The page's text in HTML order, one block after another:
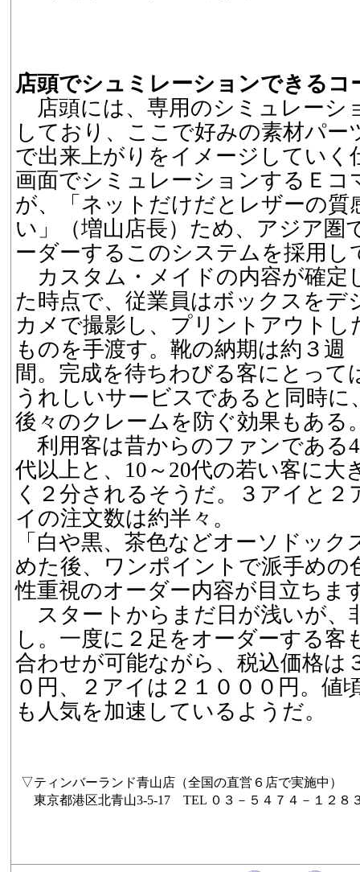
店頭でシュミレーションできるコ
店頭には、専用のシミュレーシ
しており、ここで好みの素材パー
で出来上がりをイメージしていく
画面でシミュレーションするＥコ
が、「ネットだけだとレザーの質
い」（増山店長）ため、アジア圏
ーダーするこのシステムを採用し
カスタム・メイドの内容が確定
た時点で、従業員はボックスをデ
カメで撮影し、プリントアウトし
ものを手渡す。靴の納期は約３週
間。完成を待ちわびる客にとって
うれしいサービスであると同時に
後々のクレームを防ぐ効果もある
利用客は昔からのファンである
代以上と、10～20代の若い客に大
く２分されるそうだ。３アイと２
イの注文数は約半々。
「白や黒、茶色などオーソドッ
めた後、ワンポイントで派手めの
性重視のオーダー内容が目立ちま
スタートからまだ日が浅いが、
し。一度に２足をオーダーする客
合わせが可能ながら、税込価格は
０円、２アイは２１０００円。値
も人気を加速しているようだ。
▽ティンバーランド青山店（全国の直営６店で実施中）
東京都港区北青山3-5-17 TEL ０３－５４７４－１２８